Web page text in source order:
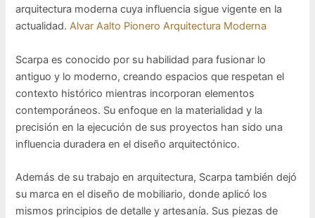
arquitectura moderna cuya influencia sigue vigente en la
actualidad.Alvar Aalto Pionero Arquitectura Moderna
Scarpa es conocido por su habilidad para fusionar lo
antiguo y lo moderno, creando espacios que respetan el
contexto histórico mientras incorporan elementos
contemporáneos. Su enfoque en la materialidad y la
precisión en la ejecución de sus proyectos han sido una
influencia duradera en el diseño arquitectónico.
Además de su trabajo en arquitectura, Scarpa también dejó
su marca en el diseño de mobiliario, donde aplicó los
mismos principios de detalle y artesanía. Sus piezas de